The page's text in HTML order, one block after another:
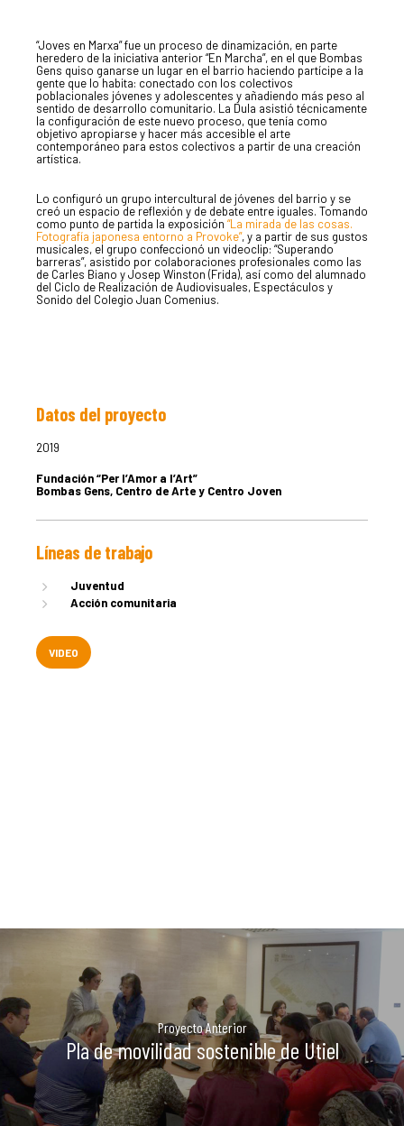
“Joves en Marxa” fue un proceso de dinamización, en parte
heredero de la iniciativa anterior “En Marcha”, en el que Bombas
Gens quiso ganarse un lugar en el barrio haciendo partícipe a la
gente que lo habita: conectado con los colectivos
poblacionales jóvenes y adolescentes y añadiendo más peso al
sentido de desarrollo comunitario. La Dula asistió técnicamente
la configuración de este nuevo proceso, que tenía como
objetivo apropiarse y hacer más accesible el arte
contemporáneo para estos colectivos a partir de una creación
artística.
Lo configuró un grupo intercultural de jóvenes del barrio y se
creó un espacio de reflexión y de debate entre iguales. Tomando
como punto de partida la exposición “La mirada de las cosas.
Fotografía japonesa entorno a Provoke”, y a partir de sus gustos
musicales, el grupo confeccionó un videoclip: “Superando
barreras”, asistido por colaboraciones profesionales como las
de Carles Biano y Josep Winston (Frida), así como del alumnado
del Ciclo de Realización de Audiovisuales, Espectáculos y
Sonido del Colegio Juan Comenius.
Datos del proyecto
2019
Fundación “Per l’Amor a l’Art”
Bombas Gens, Centro de Arte y Centro Joven
Líneas de trabajo
Juventud
Acción comunitaria
VIDEO
Proyecto Anterior
Pla de movilidad sostenible de Utiel
EQUIPO